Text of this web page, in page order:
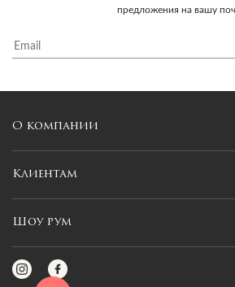
предложения на вашу
О компании
Клиентам
Шоу рум